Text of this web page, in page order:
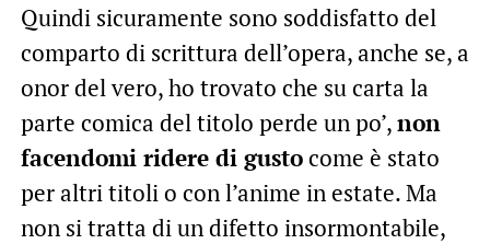
Quindi sicuramente sono soddisfatto del
comparto di scrittura dell’opera, anche se, a
onor del vero, ho trovato che su carta la
parte comica del titolo perde un po’,non
facendomi ridere di gustocome è stato
per altri titoli o con l’anime in estate. Ma
non si tratta di un difetto insormontabile,